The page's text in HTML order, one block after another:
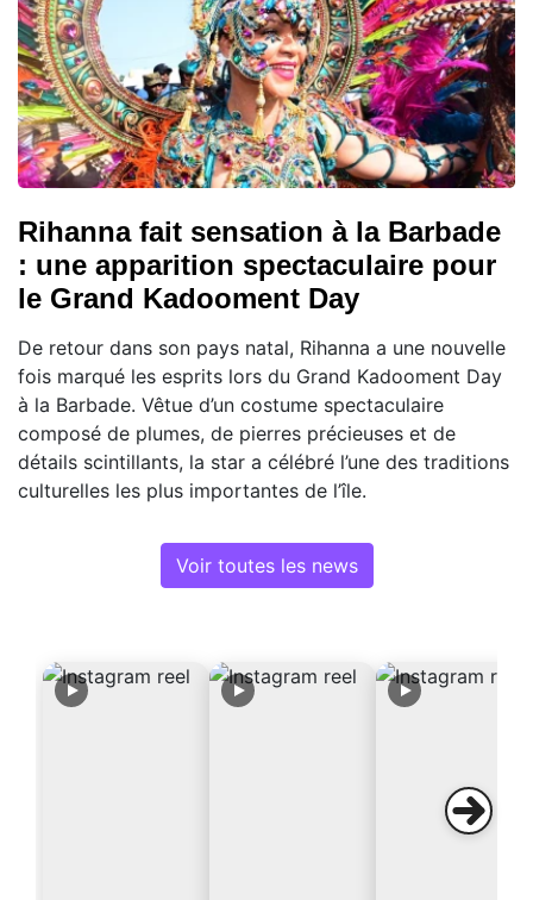
Rihanna fait sensation à la Barbade
: une apparition spectaculaire pour
le Grand Kadooment Day
De retour dans son pays natal, Rihanna a une nouvelle
fois marqué les esprits lors du Grand Kadooment Day
à la Barbade. Vêtue d’un costume spectaculaire
composé de plumes, de pierres précieuses et de
détails scintillants, la star a célébré l’une des traditions
culturelles les plus importantes de l’île.
Voir toutes les news